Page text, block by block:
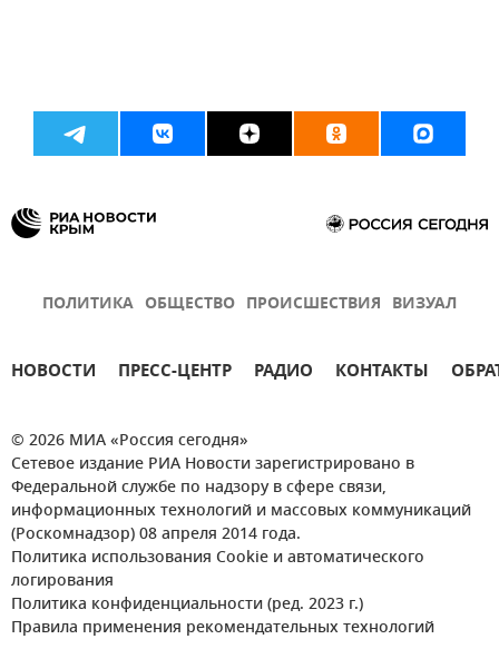
ПОЛИТИКА ОБЩЕСТВО ПРОИСШЕСТВИЯ ВИЗУАЛ
НОВОСТИ ПРЕСС-ЦЕНТР РАДИО КОНТАКТЫ
© 2026 МИА «Россия сегодня»
Сетевое издание РИА Новости зарегистрировано в
Федеральной службе по надзору в сфере связи,
информационных технологий и массовых коммуникаций
(Роскомнадзор) 08 апреля 2014 года.
Политика использования Cookie и автоматического
логирования
Политика конфиденциальности (ред. 2023 г.)
Правила применения рекомендательных технологий